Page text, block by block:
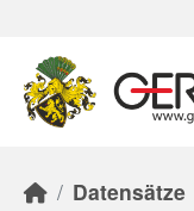
Datensätze